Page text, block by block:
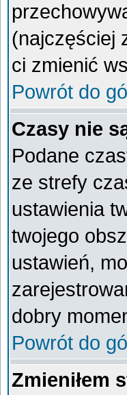
(najczęściej
ci zmienić
Powrót do
Czasy nie
Podane
ze strefy
ustawienia
twojego
ustawień,
dobry
Powrót do
Zmieniłem